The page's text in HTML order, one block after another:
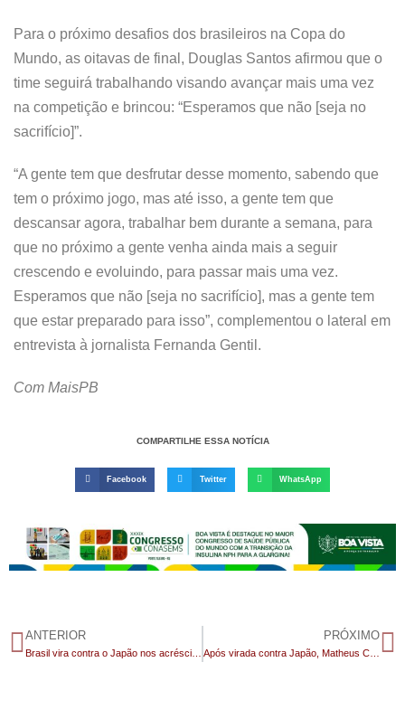
Para o próximo desafios dos brasileiros na Copa do
Mundo, as oitavas de final, Douglas Santos afirmou que o
time seguirá trabalhando visando avançar mais uma vez
na competição e brincou: “Esperamos que não [seja no
sacrifício]”.
“A gente tem que desfrutar desse momento, sabendo que
tem o próximo jogo, mas até isso, a gente tem que
descansar agora, trabalhar bem durante a semana, para
que no próximo a gente venha ainda mais a seguir
crescendo e evoluindo, para passar mais uma vez.
Esperamos que não [seja no sacrifício], mas a gente tem
que estar preparado para isso”, complementou o lateral em
entrevista à jornalista Fernanda Gentil.
Com MaisPB
COMPARTILHE ESSA NOTÍCIA
Facebook Twitter WhatsApp
ANTERIOR
Brasil vira contra o Japão nos acréscimos, vence por 2 a 1, e vai para as oitavas
PRÓXIMO
Após virada contra Japão, Matheus Cunha fala em ‘orgulho nordestino’